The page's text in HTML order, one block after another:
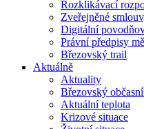
Rozklikávací
Zveřejněné
Digitální
Právní předpisy
Březovský trail
Aktuálně
Aktuality
Březovský
Aktuální teplota
Krizové situace